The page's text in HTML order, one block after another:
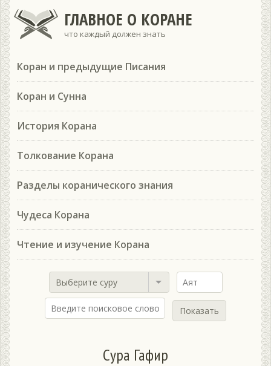
ГЛАВНОЕ О КОРАНЕ
что каждый должен знать
Коран и предыдущие Писания
Коран и Сунна
История Корана
Толкование Корана
Разделы коранического знания
Чудеса Корана
Чтение и изучение Корана
Выберите суру
Показать
Сура Гафир